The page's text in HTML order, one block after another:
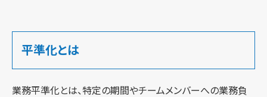
平準化とは
業務平準化とは、特定の期間やチームメンバーへの業務負